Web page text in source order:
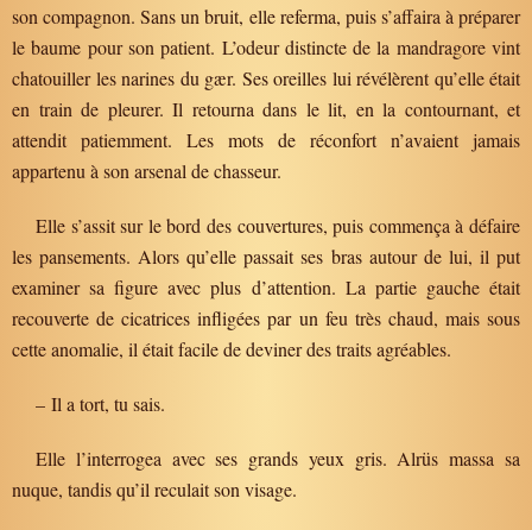
son compagnon. Sans un bruit, elle referma, puis s’affaira à préparer
le baume pour son patient. L’odeur distincte de la mandragore vint
chatouiller les narines du gær. Ses oreilles lui révélèrent qu’elle était
en train de pleurer. Il retourna dans le lit, en la contournant, et
attendit patiemment. Les mots de réconfort n’avaient jamais
appartenu à son arsenal de chasseur.
Elle s’assit sur le bord des couvertures, puis commença à défaire
les pansements. Alors qu’elle passait ses bras autour de lui, il put
examiner sa figure avec plus d’attention. La partie gauche était
recouverte de cicatrices infligées par un feu très chaud, mais sous
cette anomalie, il était facile de deviner des traits agréables.
– Il a tort, tu sais.
Elle l’interrogea avec ses grands yeux gris. Alrüs massa sa
nuque, tandis qu’il reculait son visage.